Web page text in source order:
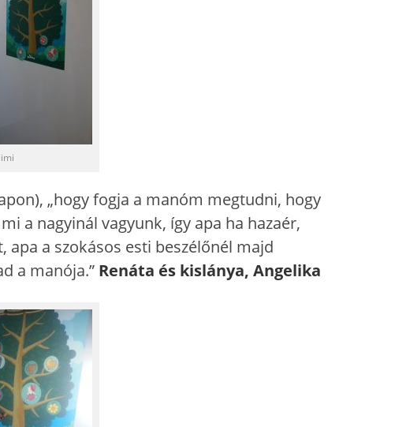
„hogy fogja a manóm megtudni, hogy
a nagyinál vagyunk, így apa ha hazaér,
a szokásos esti beszélőnél majd
a manója.” Renáta és kislánya, Angelika